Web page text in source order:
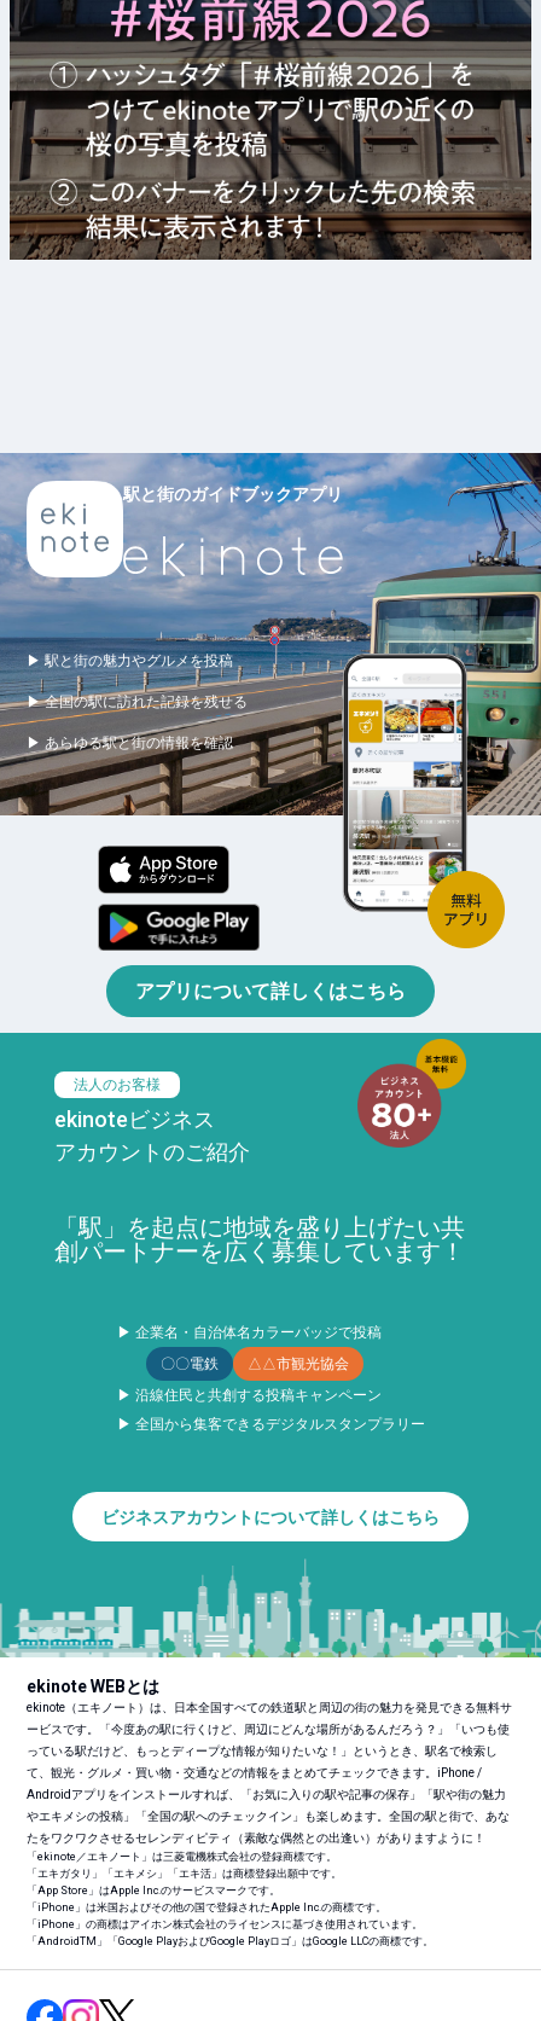
駅と街のガイドブックアプリ
▶ 駅と街の魅力やグルメを投稿
▶ 全国の駅に訪れた記録を残せる
▶ あらゆる駅と街の情報を確認
アプリについて詳しくはこちら
法人のお客様
ekinoteビジネス
アカウントのご紹介
「駅」を起点に地域を盛り上げたい共
創パートナーを広く募集しています！
▶ 企業名・自治体名カラーバッジで投稿
〇〇電鉄
△△市観光協会
▶ 沿線住民と共創する投稿キャンペーン
▶ 全国から集客できるデジタルスタンプラリー
ビジネスアカウントについて詳しくはこちら
ekinote WEBとは
ekinote（エキノート）は、日本全国すべての鉄道駅と周辺の街の魅力を発見できる無料サ
ービスです。「今度あの駅に行くけど、周辺にどんな場所があるんだろう？」「いつも使
っている駅だけど、もっとディープな情報が知りたいな！」というとき、駅名で検索し
て、観光・グルメ・買い物・交通などの情報をまとめてチェックできます。iPhone /
Androidアプリをインストールすれば、「お気に入りの駅や記事の保存」「駅や街の魅力
やエキメシの投稿」「全国の駅へのチェックイン」も楽しめます。全国の駅と街で、あな
たをワクワクさせるセレンディピティ（素敵な偶然との出逢い）がありますように！
「ekinote／エキノート」は三菱電機株式会社の登録商標です。
「エキガタリ」「エキメシ」「エキ活」は商標登録出願中です。
「App Store」はApple Inc.のサービスマークです。
「iPhone」は米国およびその他の国で登録されたApple Inc.の商標です。
「iPhone」の商標はアイホン株式会社のライセンスに基づき使用されています。
「AndroidTM 」「Google PlayおよびGoogle Playロゴ」はGoogle LLCの商標です。